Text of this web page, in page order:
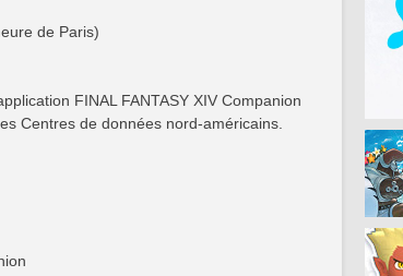
de Paris)
FINAL FANTASY XIV Companion
Centres de données nord-américains.